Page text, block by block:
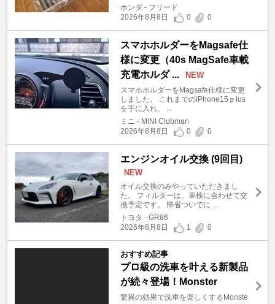
ホンダ - フリード
2026年8月8日
0 0
スマホホルダーをMagsafe仕
様に変更（40s MagSafe車載
充電ホルダ ...
NEW
スマホホルダーをMagsafe仕様に変更
しました。 これまでのiPhone15ｐlus
を手に入れ、 ...
ミニ - MINI Clubman
2026年8月8日
0 0
エンジンオイル交換 (9回目)
NEW
オイル交換のみやっていただきまし
た。 フィルターは、車検に合わせて交
換予定です。 帰省ついでに ...
トヨタ - GR86
2026年8月8日
1 0
おすすめ記事
プロ級の洗車を叶える新製品
が続々登場！Monster
驚異の効果で洗車を楽しくするMonste